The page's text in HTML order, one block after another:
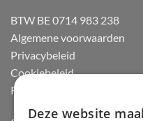
BTW BE 0714 983 238
Algemene voorwaarden
Privacybeleid
Cookiebeleid
Retourneren
Deze website